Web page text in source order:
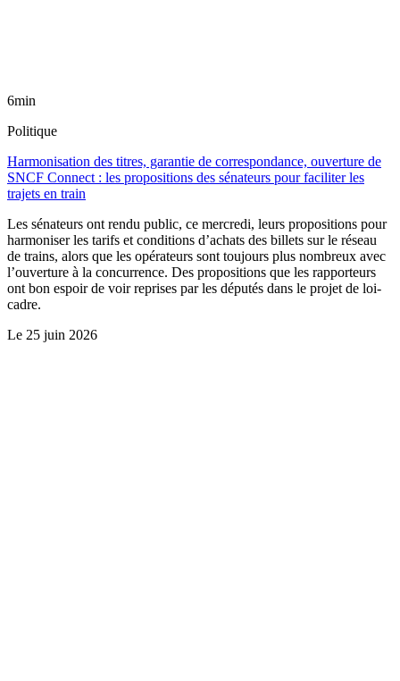
6min
Politique
Harmonisation des titres, garantie de correspondance, ouverture de
SNCF Connect : les propositions des sénateurs pour faciliter les
trajets en train
Les sénateurs ont rendu public, ce mercredi, leurs propositions pour
harmoniser les tarifs et conditions d’achats des billets sur le réseau
de trains, alors que les opérateurs sont toujours plus nombreux avec
l’ouverture à la concurrence. Des propositions que les rapporteurs
ont bon espoir de voir reprises par les députés dans le projet de loi-
cadre.
Le 25 juin 2026